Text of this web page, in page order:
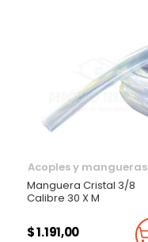
Acoples y mangueras
Manguera Cristal 3/8
Calibre 30 X M
$ 1.191,00